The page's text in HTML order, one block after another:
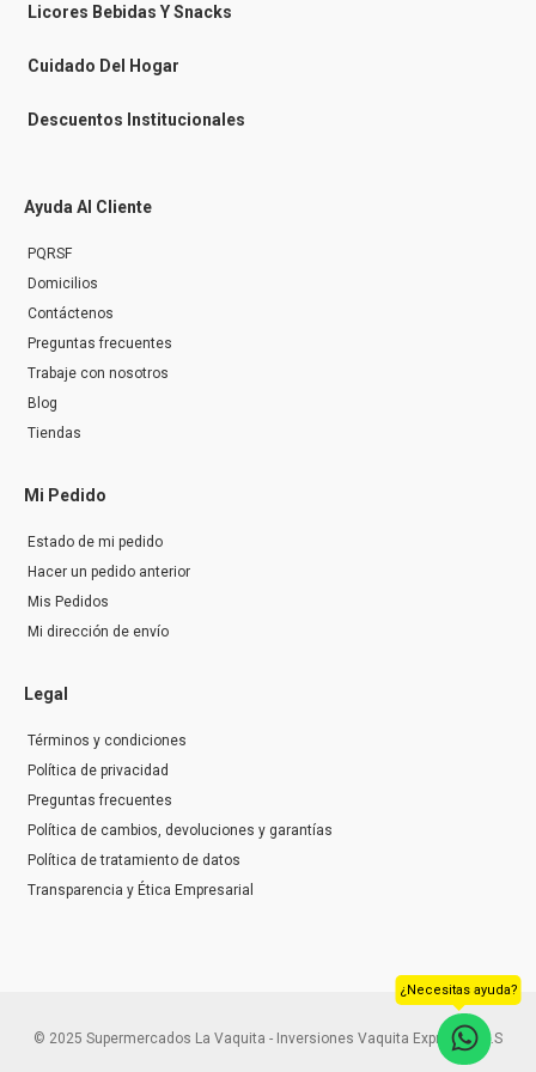
n
g
r
Licores Bebidas Y Snacks
Cuidado Del Hogar
Descuentos Institucionales
Ayuda Al Cliente
PQRSF
Domicilios
Contáctenos
Preguntas frecuentes
Trabaje con nosotros
Blog
Tiendas
Mi Pedido
Estado de mi pedido
Hacer un pedido anterior
Mis Pedidos
Mi dirección de envío
Legal
Términos y condiciones
Política de privacidad
Preguntas frecuentes
Política de cambios, devoluciones y garantías
Política de tratamiento de datos
Transparencia y Ética Empresarial
© 2025 Supermercados La Vaquita - Inversiones Vaquita Express S.A.S
¿Necesitas ayuda?